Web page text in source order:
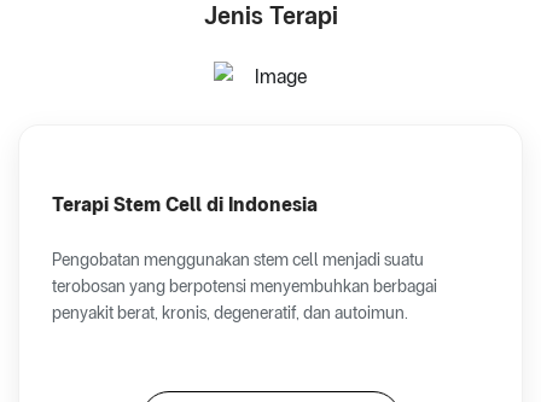
Jenis Terapi
Terapi Stem Cell di Indonesia
Pengobatan menggunakan stem cell menjadi suatu
terobosan yang berpotensi menyembuhkan berbagai
penyakit berat, kronis, degeneratif, dan autoimun.